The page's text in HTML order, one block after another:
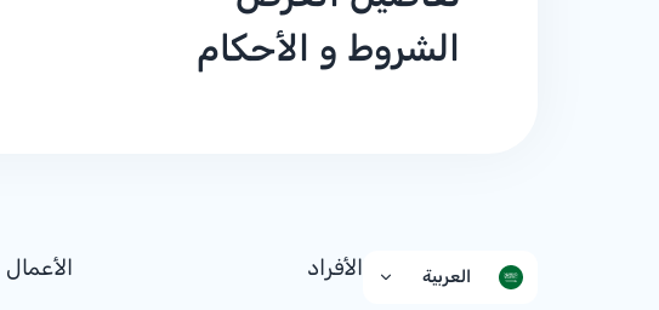
الشروط و الأحكام
العربية الأفراد الأعمال